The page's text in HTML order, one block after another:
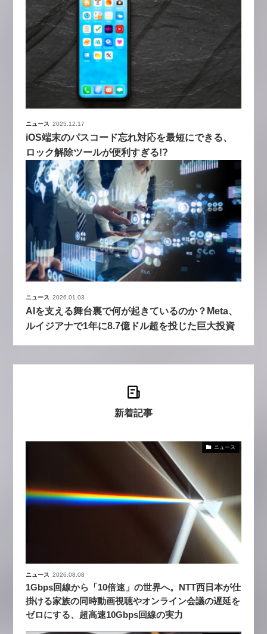
ニュース 2025.12.17
iOS端末のパスコード忘れ対応を最短にできる、
ロック解除ツールが便利すぎる!?
ニュース 2026.01.03
AIを支える舞台裏で何が起きているのか？Meta、
ルイジアナで1年に8.7億ドル超を投じた巨大投資
新着記事
ニュース
ニュース 2026.08.08
1Gbps回線から「10倍速」の世界へ。NTT西日本が仕
掛ける家族の同時動画視聴やオンライン会議の遅延を
ゼロにする、超高速10Gbps回線の実力